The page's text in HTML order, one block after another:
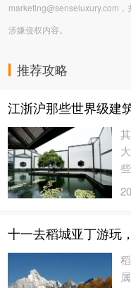
marketing@senseluxury.com
涉嫌侵权内容。
推荐攻略
江浙沪那些世界级建
十一去稻城亚丁游玩